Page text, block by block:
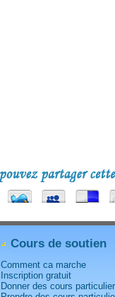
Cours de soutien
Comment ca marche
Inscription gratuit
Donner des cours